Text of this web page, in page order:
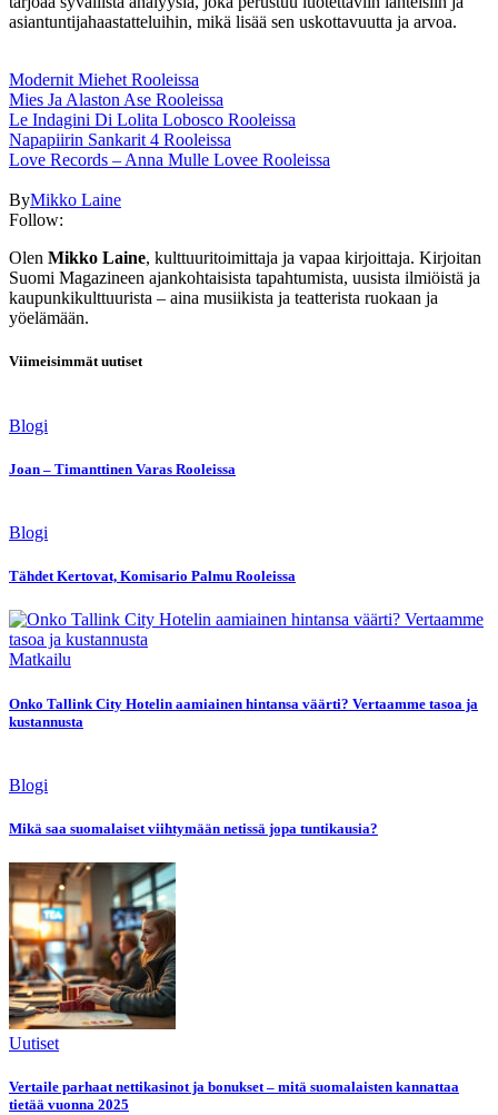
asiantuntijahaastatteluihin, mikä lisää sen uskottavuutta ja arvoa.
Modernit Miehet Rooleissa
Mies Ja Alaston Ase Rooleissa
Le Indagini Di Lolita Lobosco Rooleissa
Napapiirin Sankarit 4 Rooleissa
Love Records – Anna Mulle Lovee Rooleissa
ByMikko Laine
Follow:
Olen Mikko Laine, kulttuuritoimittaja ja vapaa kirjoittaja. Kirjoitan
Suomi Magazineen ajankohtaisista tapahtumista, uusista ilmiöistä ja
kaupunkikulttuurista – aina musiikista ja teatterista ruokaan ja
yöelämään.
Viimeisimmät uutiset
Blogi
Joan – Timanttinen Varas Rooleissa
Blogi
Tähdet Kertovat, Komisario Palmu Rooleissa
Matkailu
Onko Tallink City Hotelin aamiainen hintansa väärti? Vertaamme tasoa ja
kustannusta
Blogi
Mikä saa suomalaiset viihtymään netissä jopa tuntikausia?
Uutiset
Vertaile parhaat nettikasinot ja bonukset – mitä suomalaisten kannattaa
tietää vuonna 2025